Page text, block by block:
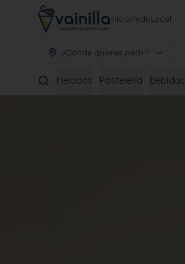
InicioPedirLocal
¿Dónde quieres pedir?
Helados Pastelería Bebidas